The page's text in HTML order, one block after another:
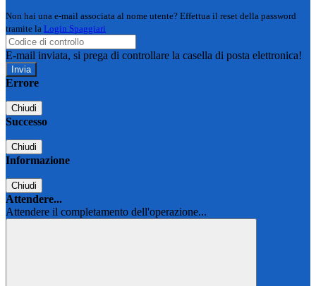
Non hai una e-mail associata al nome utente? Effettua il reset della password
tramite la Login Spaggiari
E-mail inviata, si prega di controllare la casella di posta elettronica!
Errore
Chiudi
Successo
Chiudi
Informazione
Chiudi
Attendere...
Attendere il completamento dell'operazione...